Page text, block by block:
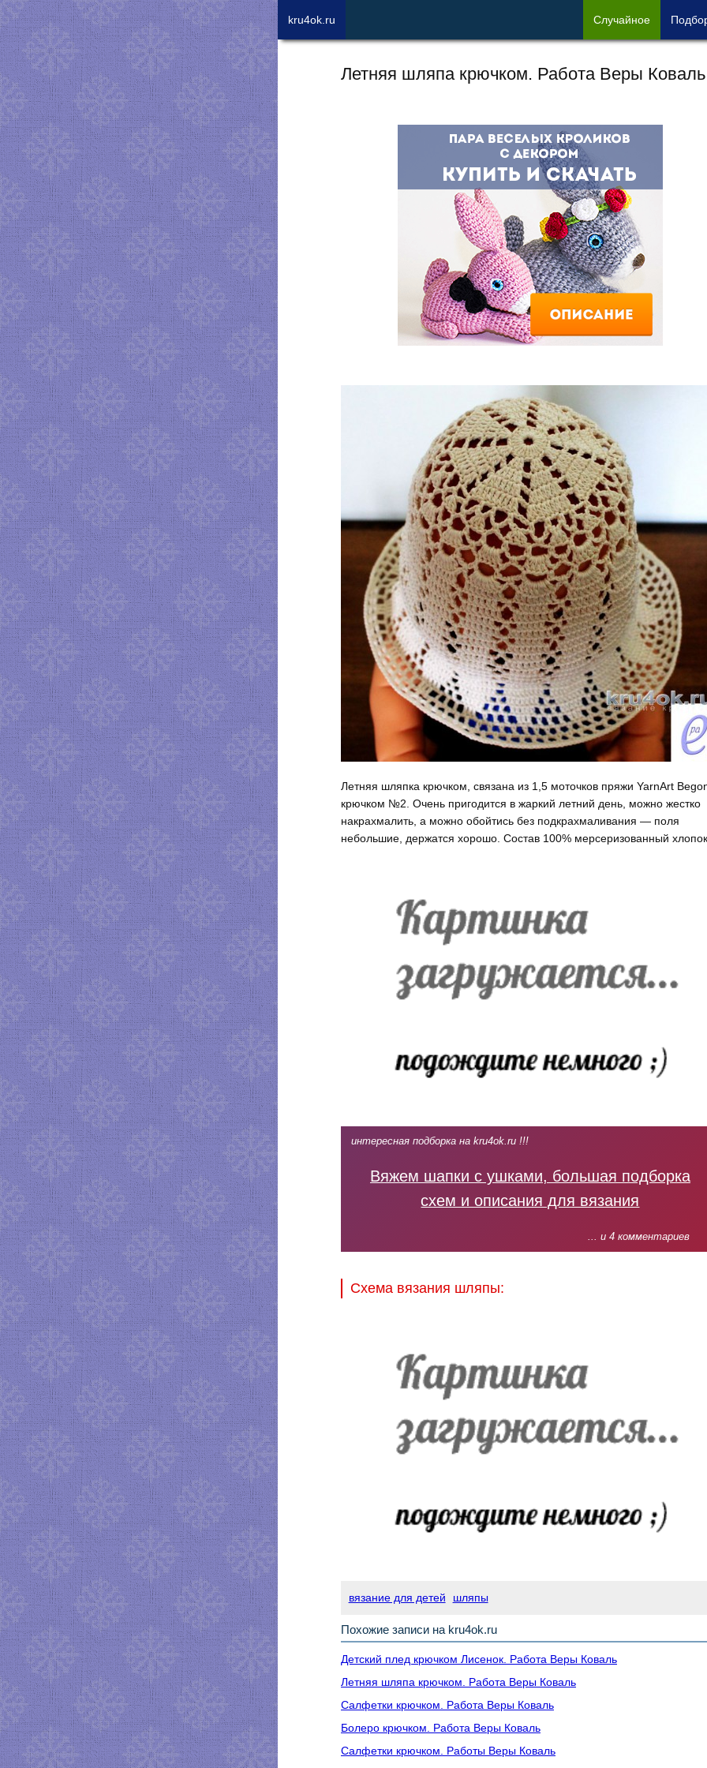
Летняя шляпа крючком. Работа Веры Коваль
Летняя шляпка крючком, связана из 1,5 моточков пряжи YarnArt
крючком №2. Очень пригодится в жаркий летний день, можно жестко
накрахмалить, а можно обойтись без подкрахмаливания — поля
небольшие, держатся хорошо. Состав 100% мерсеризованный
интересная подборка на kru4ok.ru !!!
Вяжем шапки с ушками, большая подборка
схем и описания для вязания
... и 4 комментариев
Схема вязания шляпы:
вязание для детей шляпы
Похожие записи на kru4ok.ru
Детский плед крючком Лисенок. Работа Веры Коваль
Летняя шляпа крючком. Работа Веры Коваль
Салфетки крючком. Работа Веры Коваль
Болеро крючком. Работа Веры Коваль
Салфетки крючком. Работы Веры Коваль
kru4ok.ru Случайное Под